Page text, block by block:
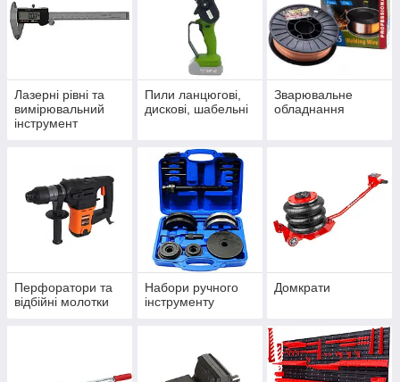
Лазерні рівні та
вимірювальний
інструмент
Пили ланцюгові,
дискові, шабельні
Зварювальне
обладнання
Перфоратори та
відбійні молотки
Набори ручного
інструменту
Домкрати